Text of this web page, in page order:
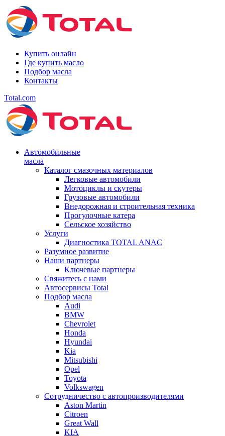
Купить онлайн
Где купить масло
Подбор масла
Контакты
Total.com
Автомобильные
масла
Каталог смазочных материалов
Легковые автомобили
Мотоциклы и скутеры
Грузовые автомобили
Внедорожная и строительная техника
Прогулочные катера
Сельское хозяйство
Услуги
Диагностика TOTAL ANAC
Разумное развитие
Наши партнеры
Ключевые партнеры
Свяжитесь с нами
Автосервисы Total
Подбор масла
Audi
BMW
Chevrolet
Honda
Hyundai
Kia
Mitsubishi
Opel
Toyota
Volkswagen
Сотрудничество с автопроизводителями
Aston Martin
Citroen
Great Wall
KIA